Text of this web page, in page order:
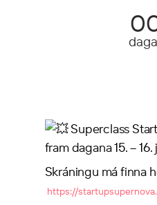
Superclass
fram dagana 15. –
Skráningu má finna
https://